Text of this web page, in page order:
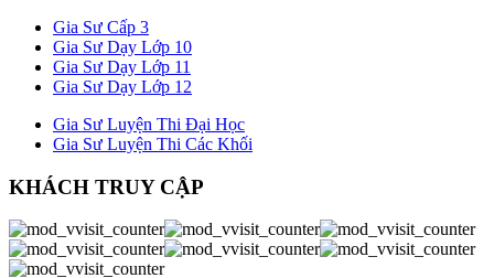
Gia Sư Cấp 3
Gia Sư Dạy Lớp 10
Gia Sư Dạy Lớp 11
Gia Sư Dạy Lớp 12
Gia Sư Luyện Thi Đại Học
Gia Sư Luyện Thi Các Khối
KHÁCH TRUY CẬP